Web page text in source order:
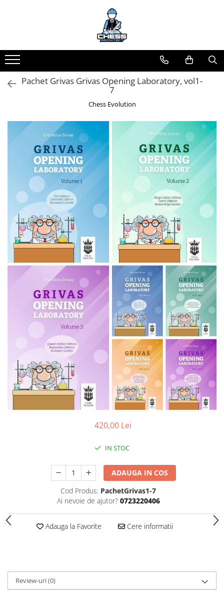
Materiale Șahiste
Accesorii
Accesorii tabla
Ceasuri Pentru Diverse Jocuri
Tabla De Sah Din Lemn
Cluburi Si Scoli
Colectie De Partide
colectie de partide
Computere de sah
Deschideri
DGT
Finaluri
Instruire Generala
Instruire Generala
Lemn De Boxwood
Lemn De Carpen (hornbeam)
Lemn De Sheesham
Piese De Sah Tematice Din Plastic
Piese Din Lemn
Piese Sah Tematice
Piese Sah Tematice Din Metal
Sah Magnetic India
Set Sah + Table/backgammon
Seturi Sah Tematice
Step 1
Pachet Grivas Grivas Opening Laboratory, vol1-
7
Chess Evolution
420,00 Lei
IN STOC
ADAUGA IN COS
Cod Produs: PachetGrivas1-7
Ai nevoie de ajutor? 0723220406
Adauga la Favorite Cere informatii
Review-uri(0)